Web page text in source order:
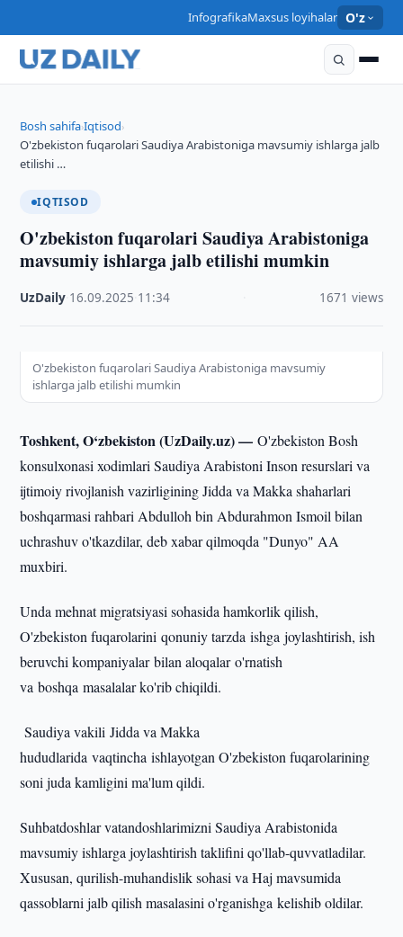
InfografikaMaxsus loyihalar O'z
Bosh sahifa›Iqtisod›
O'zbekiston fuqarolari Saudiya Arabistoniga mavsumiy ishlarga jalb
etilishi …
IQTISOD
O'zbekiston fuqarolari Saudiya Arabistoniga
mavsumiy ishlarga jalb etilishi mumkin
UzDaily 16.09.2025 11:34 1671 views
O'zbekiston fuqarolari Saudiya Arabistoniga mavsumiy
ishlarga jalb etilishi mumkin
Toshkent, O‘zbekiston (UzDaily.uz) —O'zbekiston Bosh
konsulxonasi xodimlari Saudiya Arabistoni Inson resurslari va
ijtimoiy rivojlanish vazirligining Jidda va Makka shaharlari
boshqarmasi rahbari Abdulloh bin Abdurahmon Ismoil bilan
uchrashuv o'tkazdilar, deb xabar qilmoqda "Dunyo" AA
muxbiri.
Unda mehnat migratsiyasi sohasida hamkorlik qilish,
O'zbekiston fuqarolarini qonuniy tarzda ishga joylashtirish, ish
beruvchi kompaniyalar bilan aloqalar o'rnatish
va boshqa masalalar ko'rib chiqildi.
Saudiya vakili Jidda va Makka
hududlarida vaqtincha ishlayotgan O'zbekiston fuqarolarining
soni juda kamligini ma'lum qildi.
Suhbatdoshlar vatandoshlarimizni Saudiya Arabistonida
mavsumiy ishlarga joylashtirish taklifini qo'llab-quvvatladilar.
Xususan, qurilish-muhandislik sohasi va Haj mavsumida
qassoblarni jalb qilish masalasini o'rganishga kelishib oldilar.